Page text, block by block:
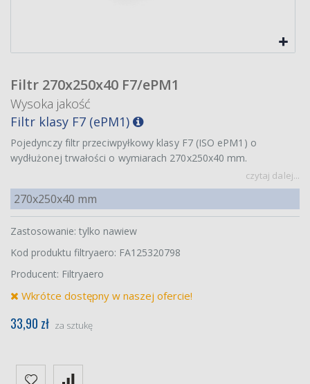
Filtr 270x250x40 F7/ePM1
Wysoka jakość
Filtr klasy F7 (ePM1)
Pojedynczy filtr przeciwpyłkowy klasy F7 (ISO ePM1) o
wydłużonej trwałości o wymiarach 270x250x40 mm.
czytaj dalej...
270x250x40 mm
Zastosowanie: tylko nawiew
Kod produktu filtryaero: FA125320798
Producent: Filtryaero
Wkrótce dostępny w naszej ofercie!
33,90 zł za sztukę